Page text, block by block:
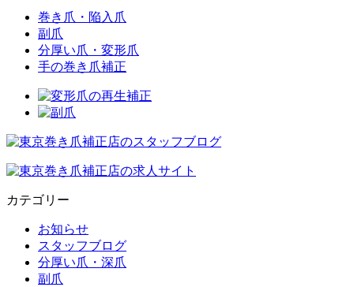
巻き爪・陥入爪
副爪
分厚い爪・変形爪
手の巻き爪補正
カテゴリー
お知らせ
スタッフブログ
分厚い爪・深爪
副爪